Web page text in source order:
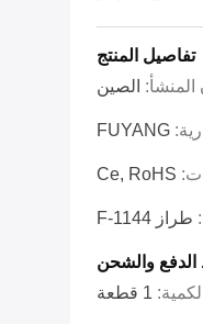
تفاصيل المنتج
الصين
FUYANG
Ce, RoHS
طراز F-1144
والشحن
لكمية: 1 قطعة